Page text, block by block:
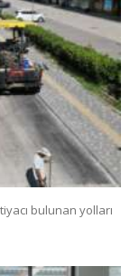
bulunan yolları